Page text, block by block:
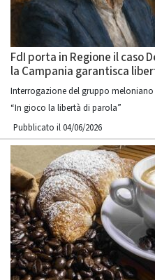
FdI porta in Regione il caso
la Campania garantisca
Interrogazione del gruppo meloniano
“In gioco la libertà di parola”
Pubblicato il 04/06/2026